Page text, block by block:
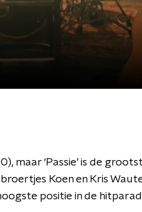
maar ‘Passie’ is de
Koen en Kris
positie in de